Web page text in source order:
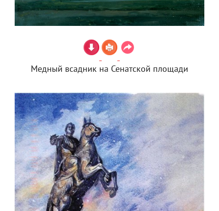
Медный всадник на Сенатской площади